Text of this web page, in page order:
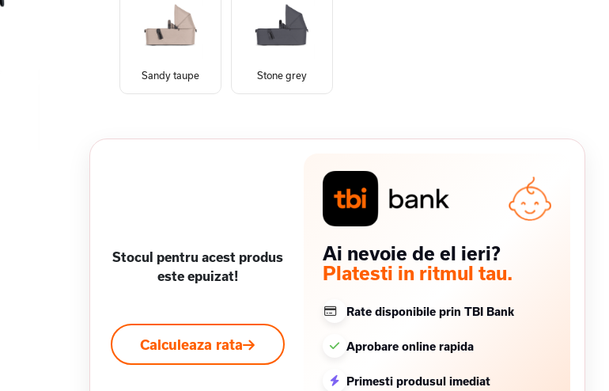
Sandy taupe Stone grey
Stocul pentru acest produs
este epuizat!
Calculeaza rata
Ai nevoie de el ieri?
Platesti in ritmul tau.
Rate disponibile prin TBI Bank
Aprobare online rapida
Primesti produsul imediat